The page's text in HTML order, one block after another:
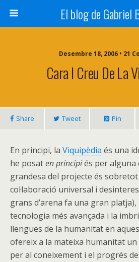
El blog de Gabriel
Desembre 18, 2006 • 21
Cara I Creu De La
Share Tweet Pin
En principi, la Viquipèdia és una
he posaten principiés per alguna
grandesa del projecte és sobretot
col·laboració universal i
grans d’arena fa una gran
tecnologia més avançada i la
llengües de la humanitat en
ofereix a la mateixa humanitat
per al coneixement i el progrés